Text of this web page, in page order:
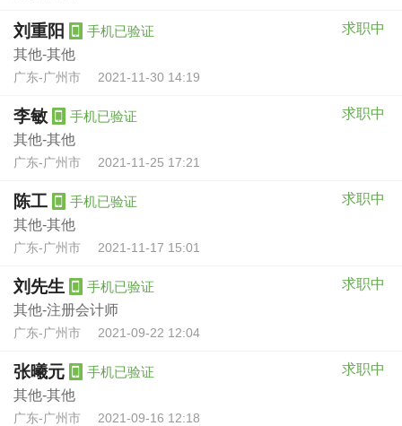
刘重阳 手机已验证
求职中
其他-其他
广东-广州市 2021-11-30 14:19
李敏 手机已验证
求职中
其他-其他
广东-广州市 2021-11-25 17:21
陈工 手机已验证
求职中
其他-其他
广东-广州市 2021-11-17 15:01
刘先生 手机已验证
求职中
其他-注册会计师
广东-广州市 2021-09-22 12:04
张曦元 手机已验证
求职中
其他-其他
广东-广州市 2021-09-16 12:18